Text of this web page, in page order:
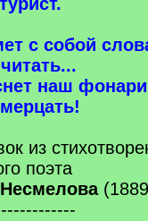
с собой
наш
из
поэта